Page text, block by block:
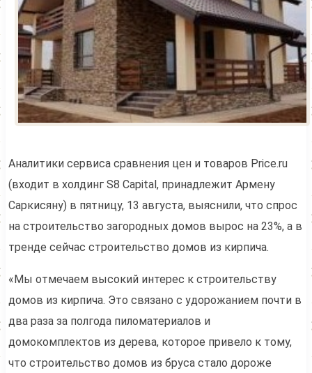
Аналитики сервиса сравнения цен и товаров Price.ru
(входит в холдинг S8 Capital, принадлежит Армену
Саркисяну) в пятницу, 13 августа, выяснили, что спрос
на строительство загородных домов вырос на 23%, а в
тренде сейчас строительство домов из кирпича.
«Мы отмечаем высокий интерес к строительству
домов из кирпича. Это связано с удорожанием почти в
два раза за полгода пиломатериалов и
домокомплектов из дерева, которое привело к тому,
что строительство домов из бруса стало дороже